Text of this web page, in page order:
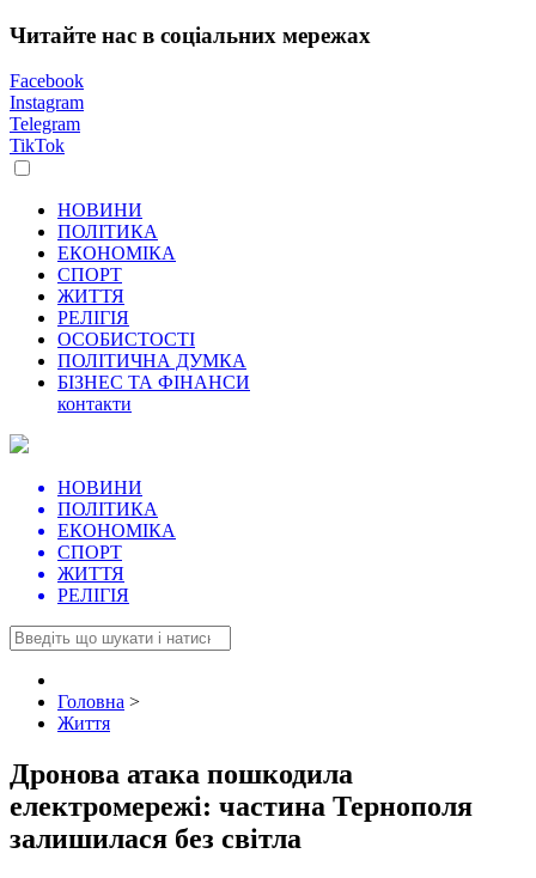
Читайте нас в соціальних мережах
Facebook
Instagram
Telegram
TikTok
НОВИНИ
ПОЛІТИКА
ЕКОНОМІКА
СПОРТ
ЖИТТЯ
РЕЛІГІЯ
ОСОБИСТОСТІ
ПОЛІТИЧНА ДУМКА
БІЗНЕС ТА ФІНАНСИ
контакти
НОВИНИ
ПОЛІТИКА
ЕКОНОМІКА
СПОРТ
ЖИТТЯ
РЕЛІГІЯ
Головна >
Життя
Дронова атака пошкодила
електромережі: частина Тернополя
залишилася без світла